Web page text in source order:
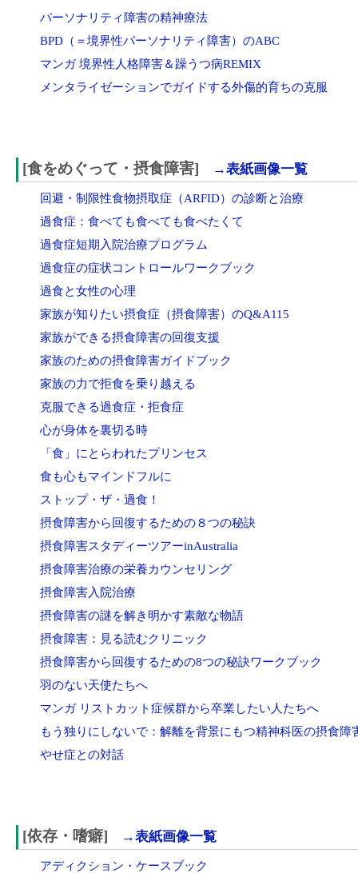
パーソナリティ障害の精神療法
BPD（＝境界性パーソナリティ障害）のABC
マンガ 境界性人格障害＆躁うつ病REMIX
メンタライゼーションでガイドする外傷的育ちの克服
[食をめぐって・摂食障害] →表紙画像一覧
回避・制限性食物摂取症（ARFID）の診断と治療
過食症：食べても食べても食べたくて
過食症短期入院治療プログラム
過食症の症状コントロールワークブック
過食と女性の心理
家族が知りたい摂食症（摂食障害）のQ&A115
家族ができる摂食障害の回復支援
家族のための摂食障害ガイドブック
家族の力で拒食を乗り越える
克服できる過食症・拒食症
心が身体を裏切る時
「食」にとらわれたプリンセス
食も心もマインドフルに
ストップ・ザ・過食！
摂食障害から回復するための８つの秘訣
摂食障害スタディーツアーinAustralia
摂食障害治療の栄養カウンセリング
摂食障害入院治療
摂食障害の謎を解き明かす素敵な物語
摂食障害：見る読むクリニック
摂食障害から回復するための8つの秘訣ワークブック
羽のない天使たちへ
マンガ リストカット症候群から卒業したい人たちへ
もう独りにしないで：解離を背景にもつ精神科医の摂食障
やせ症との対話
[依存・嗜癖] →表紙画像一覧
アディクション・ケースブック